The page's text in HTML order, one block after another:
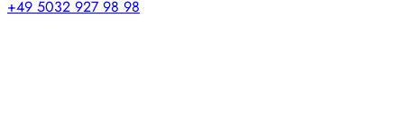
+49 5032 927 98 98